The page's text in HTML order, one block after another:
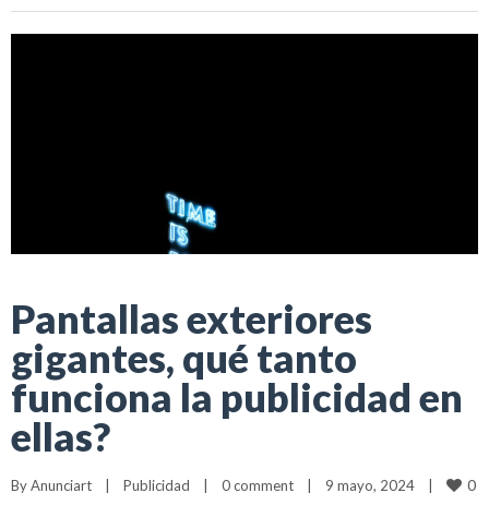
Pantallas exteriores
gigantes, qué tanto
funciona la publicidad en
ellas?
By Anunciart | Publicidad | 0 comment | 9 mayo, 2024 | 0